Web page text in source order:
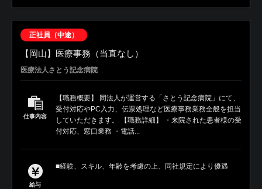
正社員（中途）
【岡山】医療事務（当直なし）
医療法人さとう記念病院
仕事内容
【職務概要】 同法人が運営する「さとう記念病院」にて、
受付対応やPC入力、伝票処理など医療事務業務全般を担当
していただきます。 【職務詳細】 ・来院された患者様の受
付対応、窓口業務 ・電話...
給与
■経験、スキル、年齢を考慮の上、同社規定により優遇